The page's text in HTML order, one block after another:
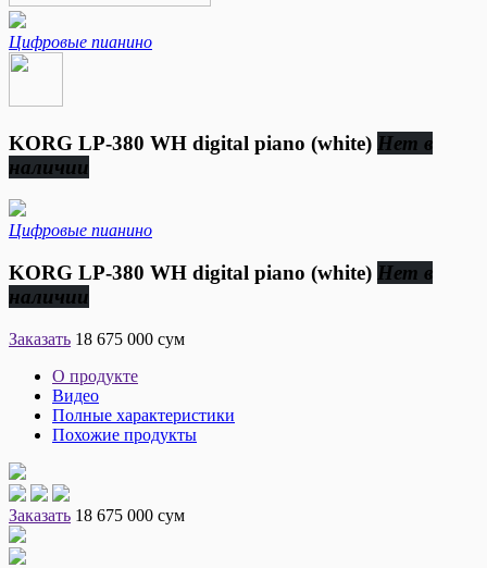
Цифровые пианино
KORG LP-380 WH digital piano (white) Нет в
наличии
Цифровые пианино
KORG LP-380 WH digital piano (white) Нет в
наличии
Заказать 18 675 000 сум
О продукте
Видео
Полные характеристики
Похожие продукты
Заказать 18 675 000 сум